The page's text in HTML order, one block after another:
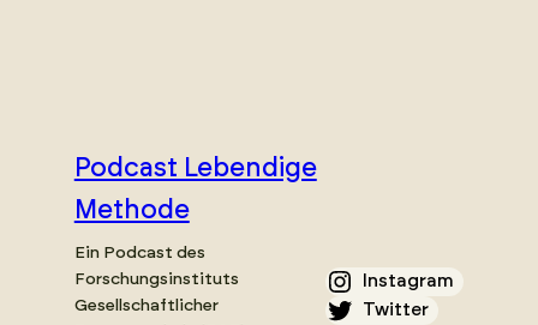
Podcast Lebendige
Methode
Ein Podcast des
Forschungsinstituts
Gesellschaftlicher
Instagram
Twitter